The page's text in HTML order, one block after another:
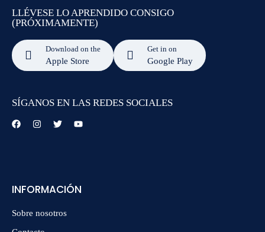
INFORMACIÓN
Sobre nosotros
LLÉVESE LO APRENDIDO CONSIGO
(PRÓXIMAMENTE)
Download on the
Apple Store
Get in on
Google Play
SÍGANOS EN LAS REDES SOCIALES